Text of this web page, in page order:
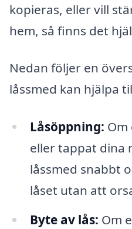
kopieras, eller vill
hem, så finns det
Nedan följer en
låssmed kan hjälpa
Låsöppning:
eller tappat dina
låssmed snabbt
låset utan att
Byte av lås: Om